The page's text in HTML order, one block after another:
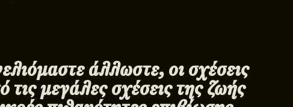
άλλωστε, οι σχέσεις
τις μεγάλες σχέσεις της ζωής